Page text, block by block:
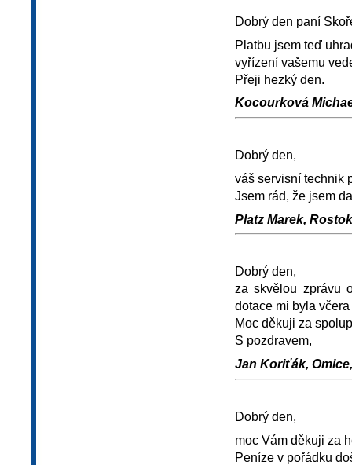
Dobrý den paní
Platbu jsem teď
vyřízení vašemu
Přeji hezký den.
Kocourková
Dobrý den,
váš servisní technik
Jsem rád, že jsem
Platz Marek,
Dobrý den,
za skvělou zprávu
dotace mi byla
Moc děkuji za
S pozdravem,
Jan Koriťák,
Dobrý den,
moc Vám děkuji za
Peníze v pořádku